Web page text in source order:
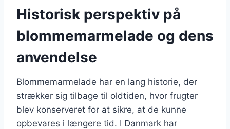
Historisk perspektiv på
blommemarmelade og dens
anvendelse
Blommemarmelade har en lang historie, der
strækker sig tilbage til oldtiden, hvor frugter
blev konserveret for at sikre, at de kunne
opbevares i længere tid. I Danmark har